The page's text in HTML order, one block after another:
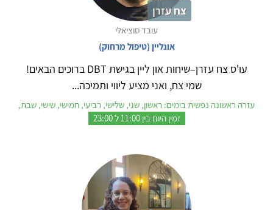
צח עזרן
עובד סוציאלי
אונליין (טיפול מרחוק)
עו'ס צח עזרן–שיחות און ליין בגישת DBT ברוכים הבאים!
שמי צח, ואני מציע ליווי ותמיכה...
עזרה ראשונה נפשית בימים: ראשון, שני, שלישי, רביעי, חמישי, שישי, שבת,
זמין היום בין 11:00 ל 23:00